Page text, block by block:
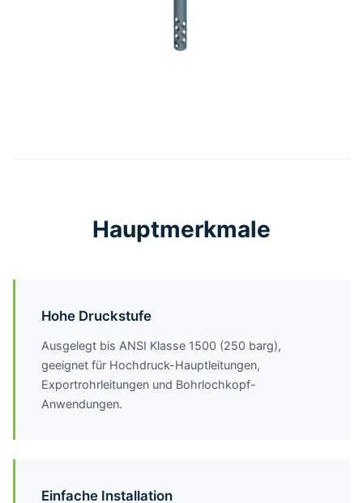
Hauptmerkmale
Hohe Druckstufe
Ausgelegt bis ANSI Klasse 1500 (250 barg),
geeignet für Hochdruck-Hauptleitungen,
Exportrohrleitungen und Bohrlochkopf-
Anwendungen.
Einfache Installation